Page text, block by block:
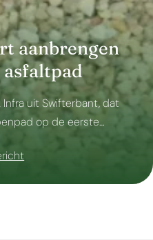
aanbrengen
uit Swifterbant, dat
op de eerste…